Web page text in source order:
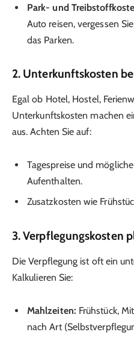
Park- und
Auto reisen, vergessen
das Parken.
2. Unterkunftskosten
Egal ob Hotel, Hostel,
Unterkunftskosten machen
aus. Achten Sie auf:
Tagespreise und
Aufenthalten.
Zusatzkosten wie
3.Verpflegungskosten
Die Verpflegung ist oft ein
Kalkulieren Sie:
Mahlzeiten: Frühstück,
nach Art